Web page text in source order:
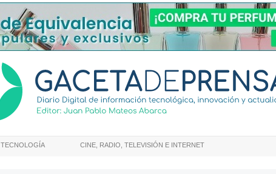
TECNOLOGÍA CINE, RADIO, TELEVISIÓN E INTERNET